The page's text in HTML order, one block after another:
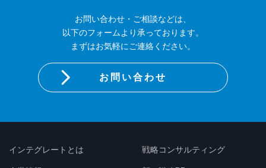
お問い合わせ・ご相談などは、
以下のフォームより承っております。
まずはお気軽にご連絡ください。
お問い合わせ
インテグレートとは 戦略コンサルティング